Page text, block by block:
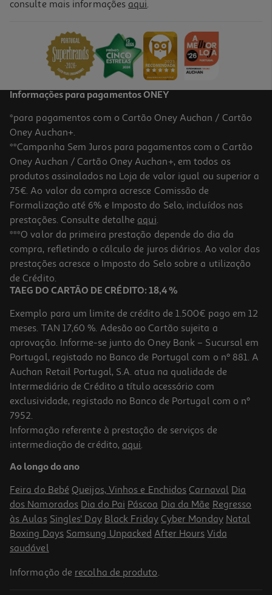
Livro O Principezinho-Edição I De Antoine De Saint-Exupéry
PVP de editor
31,41 €
-10%
5.0
Livro Coelho Vs. Macaco - A Máquina Do Caos!
13.95 €/un
15,50 € PVP de editor
13,95 €
-10%
Livro Coelho Vs. Macaco - A Liga Do Apocalipse!
13.95 €/un
PVP de editor
13,95 €
consulte mais informações aqui.
Informações para pagamentos ONEY
*para pagamentos com o Cartão Oney Auchan / Cartão
Oney Auchan+.
**Campanha Sem Juros para pagamentos com o Cartão
Oney Auchan / Cartão Oney Auchan+, em todos os
produtos assinalados na Loja de valor igual ou superior a
75€. Ao valor da compra acresce Comissão de
Formalização até 6% e Imposto do Selo, incluídos nas
prestações. Consulte detalhe aqui.
***O valor da primeira prestação depende do dia da
compra, refletindo o cálculo de juros diários. Ao valor das
prestações acresce o Imposto do Selo sobre a utilização
de Crédito.
TAEG DO CARTÃO DE CRÉDITO: 18,4 %
Exemplo para um limite de crédito de 1.500€ pago em 12
meses. TAN 17,60 %. Adesão ao Cartão sujeita a
aprovação. Informe-se junto do Oney Bank – Sucursal em
Portugal, registado no Banco de Portugal com o nº 881. A
Auchan Retail Portugal, S.A. atua na qualidade de
Intermediário de Crédito a título acessório com
exclusividade, registado no Banco de Portugal com o nº
7952.
Informação referente à prestação de serviços de
intermediação de crédito, aqui.
Ao longo do ano
Feira do Bebé Queijos, Vinhos e Enchidos Carnaval Dia
dos Namorados Dia do Pai Páscoa Dia da Mãe Regresso
às Aulas Singles' Day Black Friday Cyber Monday Natal
Boxing Days Samsung Unpacked After Hours Vida
saudável
Informação de recolha de produto.